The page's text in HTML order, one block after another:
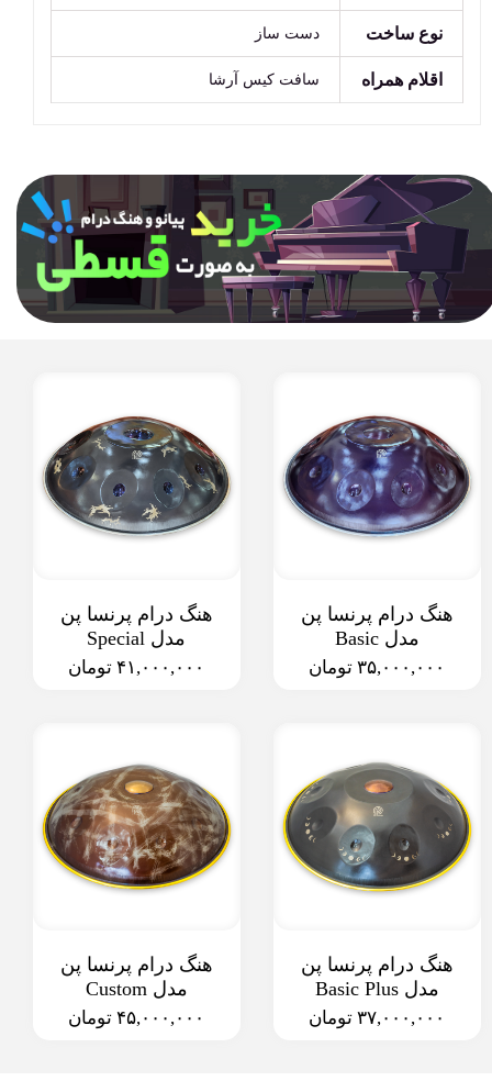
نوع ساخت دست ساز
اقلام همراه سافت کیس آرشا
هنگ درام پرنسا پن
مدل Basic
۳۵,۰۰۰,۰۰۰ تومان
هنگ درام پرنسا پن
مدل Special
۴۱,۰۰۰,۰۰۰ تومان
هنگ درام پرنسا پن
مدل Basic Plus
۳۷,۰۰۰,۰۰۰ تومان
هنگ درام پرنسا پن
مدل Custom
۴۵,۰۰۰,۰۰۰ تومان